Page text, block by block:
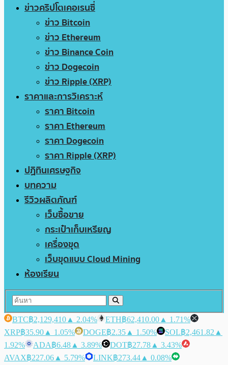
ข่าวคริปโตเคอเรนซี่
ข่าว Bitcoin
ข่าว Ethereum
ข่าว Binance Coin
ข่าว Dogecoin
ข่าว Ripple (XRP)
ราคาและการวิเคราะห์
ราคา Bitcoin
ราคา Ethereum
ราคา Dogecoin
ราคา Ripple (XRP)
ปฏิทินเศรษฐกิจ
บทความ
รีวิวผลิตภัณฑ์
เว็บซื้อขาย
กระเป๋าเก็บเหรียญ
เครื่องขุด
เว็บขุดแบบ Cloud Mining
ห้องเรียน
BTC฿2,129,410 ▲ 2.04% ETH฿62,410.00 ▲ 1.71%
XRP฿35.90 ▲ 1.05% DOGE฿2.35 ▲ 1.50% SOL฿2,461.82 ▲
1.92%
ADA฿6.48 ▲ 3.89% DOT฿27.78 ▲ 3.43%
AVAX฿227.06 ▲ 5.79% LINK฿273.44 ▲ 0.08%